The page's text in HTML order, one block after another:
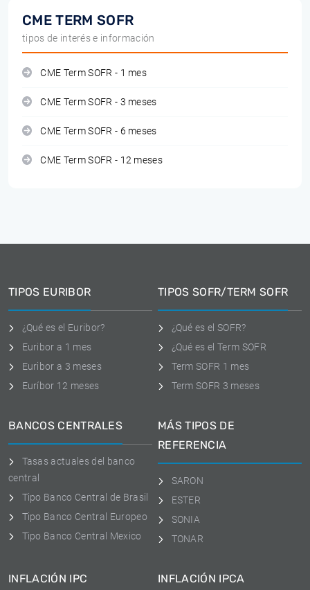
CME TERM SOFR
tipos de interés e información
CME Term SOFR - 1 mes
CME Term SOFR - 3 meses
CME Term SOFR - 6 meses
CME Term SOFR - 12 meses
TIPOS EURIBOR
¿Qué es el Euribor?
Euribor a 1 mes
Euribor a 3 meses
Euríbor 12 meses
TIPOS SOFR/TERM SOFR
¿Qué es el SOFR?
¿Qué es el Term SOFR
Term SOFR 1 mes
Term SOFR 3 meses
BANCOS CENTRALES
Tasas actuales del banco
central
Tipo Banco Central de Brasil
Tipo Banco Central Europeo
Tipo Banco Central Mexico
MÁS TIPOS DE
REFERENCIA
SARON
ESTER
SONIA
TONAR
INFLACIÓN IPC INFLACIÓN IPCA